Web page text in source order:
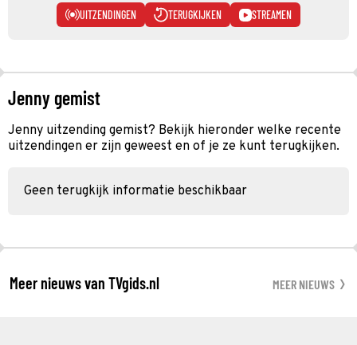
UITZENDINGEN TERUGKIJKEN STREAMEN
Jenny gemist
Jenny uitzending gemist? Bekijk hieronder welke recente
uitzendingen er zijn geweest en of je ze kunt terugkijken.
Geen terugkijk informatie beschikbaar
Meer nieuws van TVgids.nl MEER NIEUWS